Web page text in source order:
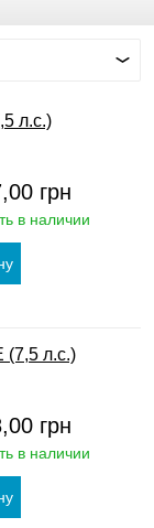
л.с.)
грн
в наличии
(7,5 л.с.)
грн
в наличии